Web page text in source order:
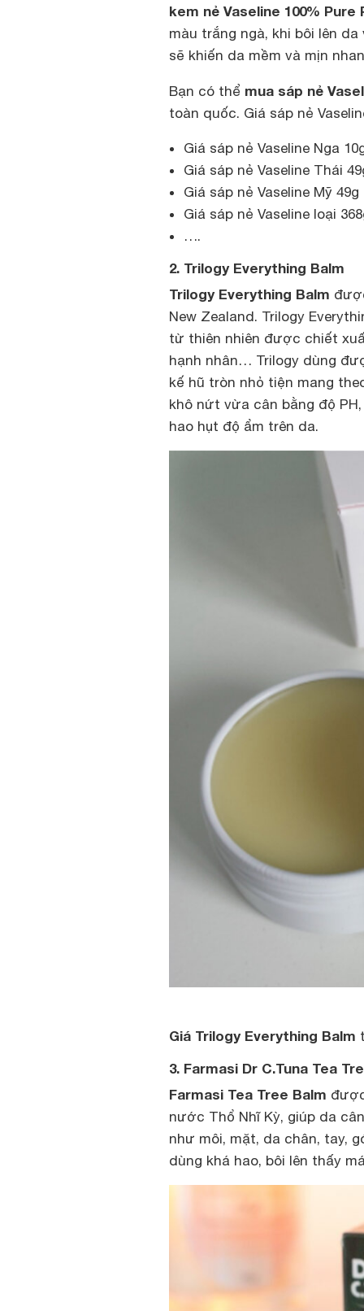
kem nẻ Vaseline 100%
màu trắng ngà, khi bôi lên
sẽ khiến da mềm và mịn
Bạn có thể mua sáp nẻ
toàn quốc. Giá sáp nẻ
Giá sáp nẻ Vaseline Nga
Giá sáp nẻ Vaseline Thái
Giá sáp nẻ Vaseline Mỹ
Giá sáp nẻ Vaseline loại
….
2. Trilogy Everything Balm
Trilogy Everything Balm
New Zealand. Trilogy
từ thiên nhiên được chiết
hạnh nhân… Trilogy dùng
kế hũ tròn nhỏ tiện mang
khô nứt vừa cân bằng độ
hao hụt độ ẩm trên da.
Giá Trilogy Everything Balm
3. Farmasi Dr C.Tuna Tea
Farmasi Tea Tree Balm
nước Thổ Nhĩ Kỳ, giúp da
như môi, mặt, da chân, tay,
dùng khá hao, bôi lên thấy